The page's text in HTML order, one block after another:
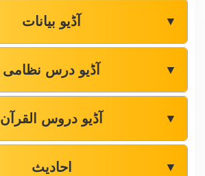
آڈیو بیانات ▼
آڈیو درس نظامی ▼
آڈیو دروس القرآن ▼
احادیث ▼